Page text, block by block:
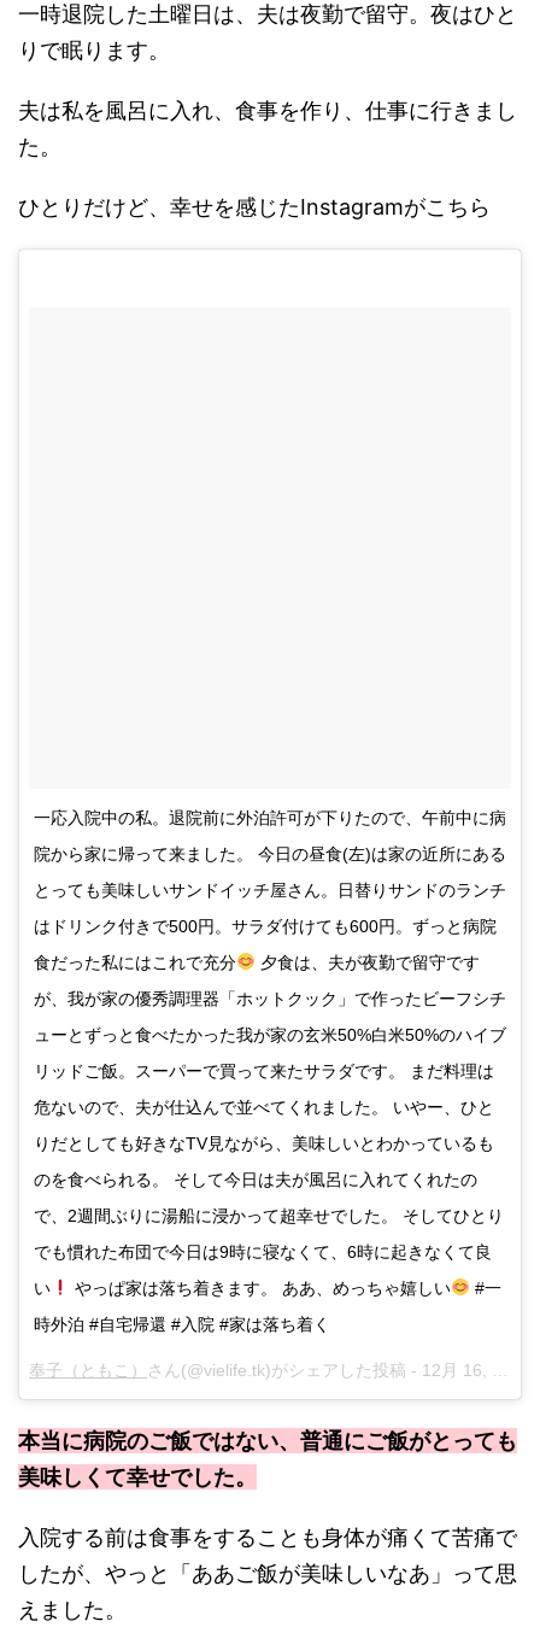
一時退院した土曜日は、夫は夜勤で留守。夜はひと
りで眠ります。
夫は私を風呂に入れ、食事を作り、仕事に行きまし
た。
ひとりだけど、幸せを感じたInstagramがこちら
一応入院中の私。退院前に外泊許可が下りたので、午前中に病
院から家に帰って来ました。 今日の昼食(左)は家の近所にある
とっても美味しいサンドイッチ屋さん。日替りサンドのランチ
はドリンク付きで500円。サラダ付けても600円。ずっと病院
食だった私にはこれで充分
夕食は、夫が夜勤で留守です
が、我が家の優秀調理器「ホットクック」で作ったビーフシチ
ューとずっと食べたかった我が家の玄米50%白米50%のハイブ
リッドご飯。スーパーで買って来たサラダです。 まだ料理は
危ないので、夫が仕込んで並べてくれました。 いやー、ひと
りだとしても好きなTV見ながら、美味しいとわかっているも
のを食べられる。 そして今日は夫が風呂に入れてくれたの
で、2週間ぶりに湯船に浸かって超幸せでした。 そしてひとり
でも慣れた布団で今日は9時に寝なくて、6時に起きなくて良
い
やっぱ家は落ち着きます。 ああ、めっちゃ嬉しい
#一
時外泊 #自宅帰還 #入院 #家は落ち着く
奉子（ともこ） さん(@vielife.tk)がシェアした投稿 - 12月 16, 2017 at 2:17午前 PST
本当に病院のご飯ではない、普通にご飯がとっても
美味しくて幸せでした。
入院する前は食事をすることも身体が痛くて苦痛で
したが、やっと「ああご飯が美味しいなあ」って思
えました。